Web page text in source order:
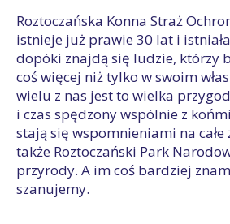
Roztoczańska Konna Straż
istnieje już prawie 30 lat i
dopóki znajdą się ludzie, którzy
coś więcej niż tylko w swoim
wielu z nas jest to wielka
i czas spędzony wspólnie z
stają się wspomnieniami na całe
także Roztoczański Park
przyrody. A im coś bardziej
szanujemy.